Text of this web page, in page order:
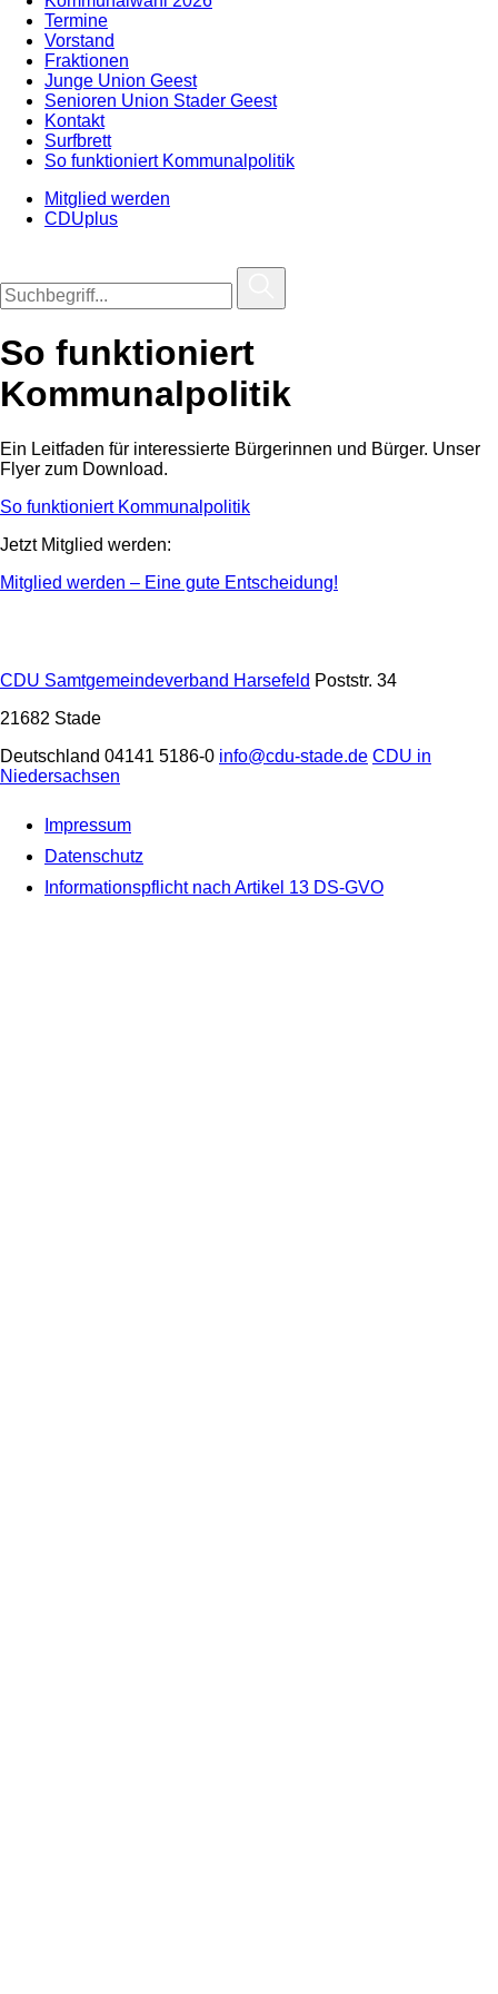
Termine
Vorstand
Fraktionen
Junge Union Geest
Senioren Union Stader Geest
Kontakt
Surfbrett
So funktioniert Kommunalpolitik
Mitglied werden
CDUplus
So funktioniert
Kommunalpolitik
Ein Leitfaden für interessierte Bürgerinnen und Bürger. Unser
Flyer zum Download.
So funktioniert Kommunalpolitik
Jetzt Mitglied werden:
Mitglied werden – Eine gute Entscheidung!
CDU Samtgemeindeverband Harsefeld Poststr. 34
21682 Stade
Deutschland 04141 5186-0 info@cdu-stade.de CDU in
Niedersachsen
Impressum
Datenschutz
Informationspflicht nach Artikel 13 DS-GVO